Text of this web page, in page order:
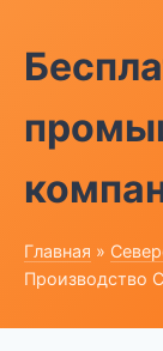
Главная »
Производство